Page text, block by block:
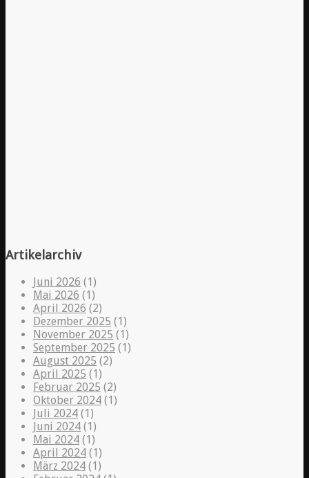
Artikelarchiv
Juni 2026 (1)
Mai 2026 (1)
April 2026 (2)
Dezember 2025 (1)
November 2025 (1)
September 2025 (1)
August 2025 (2)
April 2025 (1)
Februar 2025 (2)
Oktober 2024 (1)
Juli 2024 (1)
Juni 2024 (1)
Mai 2024 (1)
April 2024 (1)
März 2024 (1)